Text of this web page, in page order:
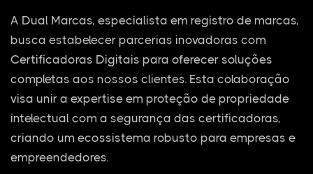
A Dual Marcas, especialista em registro de marcas,
busca estabelecer parcerias inovadoras com
Certificadoras Digitais para oferecer soluções
completas aos nossos clientes. Esta colaboração
visa unir a expertise em proteção de propriedade
intelectual com a segurança das certificadoras,
criando um ecossistema robusto para empresas e
empreendedores.